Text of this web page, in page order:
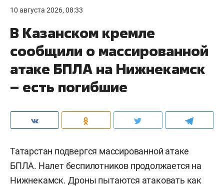
10 августа 2026, 08:33
В Казанском кремле
сообщили о массированной
атаке БПЛА на Нижнекамск
– есть погибшие
Татарстан подвергся массированной атаке
БПЛА. Налет беспилотников продолжается на
Нижнекамск. Дроны пытаются атаковать как